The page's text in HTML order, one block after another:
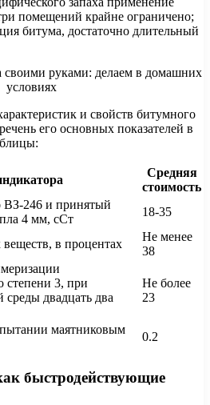
помещений крайне ограничено;
битума, достаточно длительный
и свойств битумного
его основных показателей в
Средняя
стоимость
ВЗ-246 и принятый
4 мм, сСт
18-35
в процентах
Не менее
38
степени 3, при
двадцать два
Не более
23
маятниковым
0.2
быстродействующие